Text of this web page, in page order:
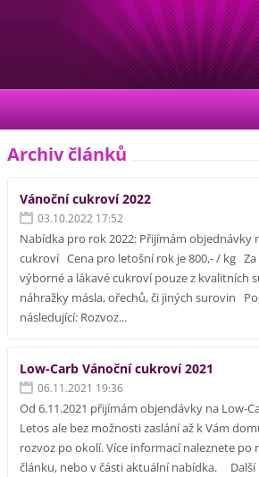
Archiv článků
Vánoční cukroví 2022
03.10.2022 17:52
Nabídka pro rok 2022: Přijímám objednávky
cukroví Cena pro letošní rok je 800,- / kg
výborné a lákavé cukroví pouze z kvalitních
náhražky másla, ořechů, či jiných surovin
následující: Rozvoz...
Low-Carb Vánoční cukroví 2021
06.11.2021 19:36
Od 6.11.2021 přijímám objendávky na Low-
Letos ale bez možnosti zaslání až k Vám
rozvoz po okolí. Více informací naleznete
článku, nebo v části aktuální nabídka. Další